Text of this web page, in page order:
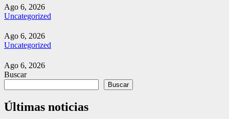
Ago 6, 2026
Uncategorized
Ago 6, 2026
Uncategorized
Ago 6, 2026
Buscar
Buscar
Últimas noticias